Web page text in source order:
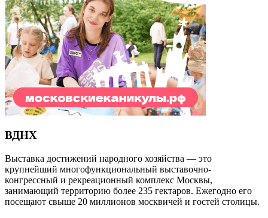
ВДНХ
Выставка достижений народного хозяйства — это
крупнейший многофункциональный выставочно-
конгрессный и рекреационный комплекс Москвы,
занимающий территорию более 235 гектаров. Ежегодно его
посещают свыше 20 миллионов москвичей и гостей столицы.